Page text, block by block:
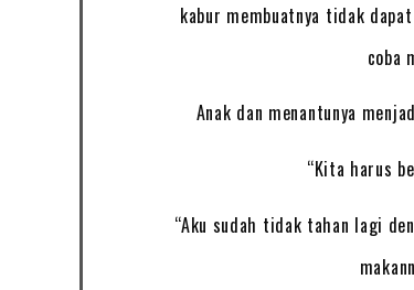
kabur membuatnya tidak
coba
Anak dan menantunya
“Kita harus
“Aku sudah tidak tahan lagi